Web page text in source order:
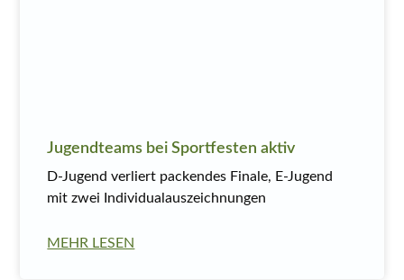
Jugendteams bei Sportfesten aktiv
D-Jugend verliert packendes Finale, E-Jugend
mit zwei Individualauszeichnungen
MEHR LESEN